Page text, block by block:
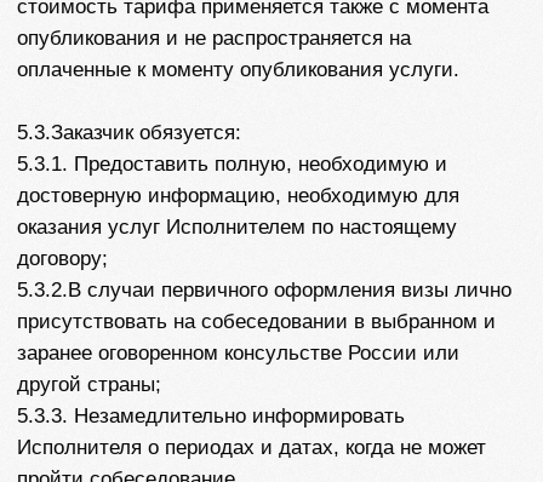
зарубежных стран, препятствующих осуществлению
поездки клиента с оформленной визой;
8.1.6. В случае покупки Заказчиком авиабилетов,
выездных Документов;
8.1.7. В случае допущения работниками Посольств/
Консульств ошибок при открытии визы (изменения
дат поездки, уменьшение количества въездов, иные
ошибки в оформленной визе и т.д.);
курьерских служб, за потерю документов или
отправку по ошибочному адресу.
8.2. Заказчик несет ответственность за
своевременную подачу необходимых и достоверных
сведений и документов для оформления
туристической визы, своевременную оплату по
согласно условиям Договора.
8.3. Заказчик несет ответственность в случае
своевременного непредставления информации.